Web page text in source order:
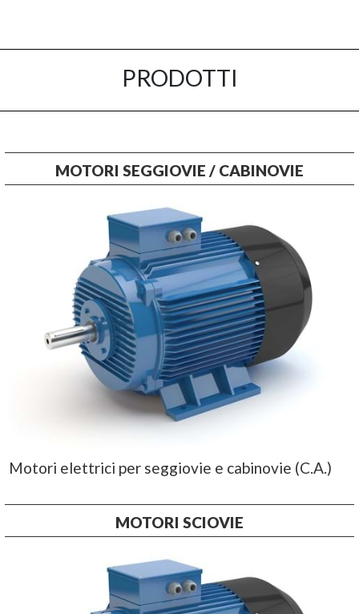
PRODOTTI
MOTORI SEGGIOVIE / CABINOVIE
Motori elettrici per seggiovie e cabinovie (C.A.)
MOTORI SCIOVIE